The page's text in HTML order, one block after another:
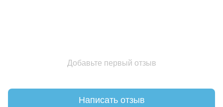
Добавьте первый отзыв
Написать отзыв